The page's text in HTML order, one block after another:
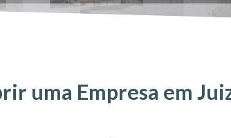
uma Empresa em